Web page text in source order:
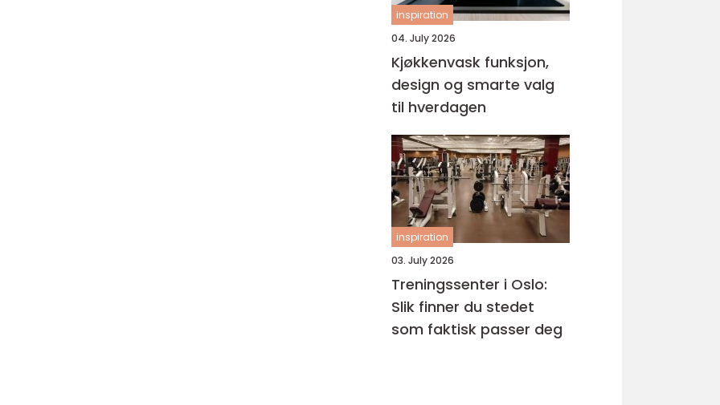
inspiration
04. July 2026
Kjøkkenvask funksjon,
design og smarte valg
til hverdagen
inspiration
03. July 2026
Treningssenter i Oslo:
Slik finner du stedet
som faktisk passer deg